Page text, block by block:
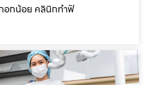
กน้อย คลินิกทำฟั